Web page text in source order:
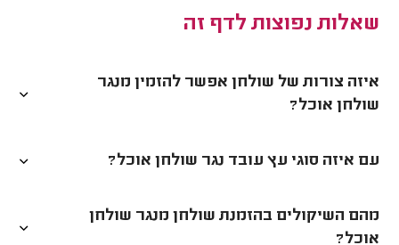
שאלות נפוצות לדף זה
איזה צורות של שולחן אפשר להזמין מנגר
שולחן אוכל?
עם איזה סוגי עץ עובד נגר שולחן אוכל?
מהם השיקולים בהזמנת שולחן מנגר שולחן
אוכל?